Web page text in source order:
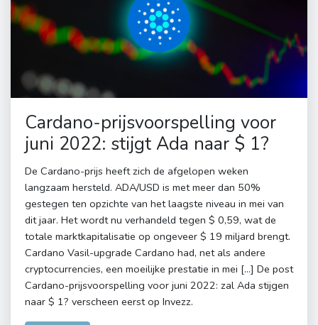
Cardano-prijsvoorspelling voor
juni 2022: stijgt Ada naar $ 1?
De Cardano-prijs heeft zich de afgelopen weken
langzaam hersteld. ADA/USD is met meer dan 50%
gestegen ten opzichte van het laagste niveau in mei van
dit jaar. Het wordt nu verhandeld tegen $ 0,59, wat de
totale marktkapitalisatie op ongeveer $ 19 miljard brengt.
Cardano Vasil-upgrade Cardano had, net als andere
cryptocurrencies, een moeilijke prestatie in mei […] De post
Cardano-prijsvoorspelling voor juni 2022: zal Ada stijgen
naar $ 1? verscheen eerst op Invezz.